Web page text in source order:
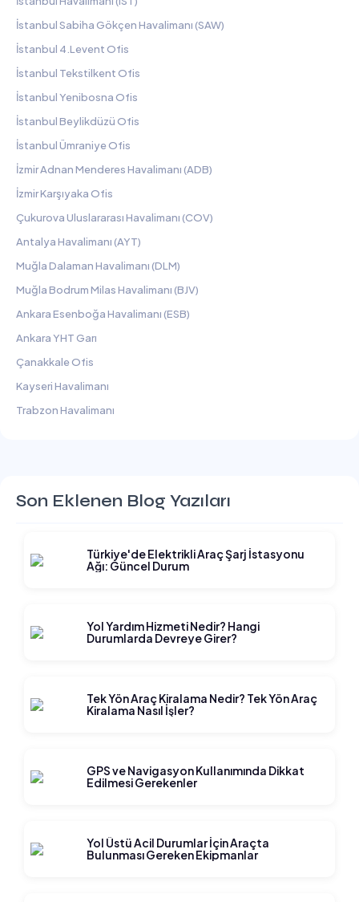
İstanbul Sabiha Gökçen Havalimanı (SAW)
İstanbul 4.Levent Ofis
İstanbul Tekstilkent Ofis
İstanbul Yenibosna Ofis
İstanbul Beylikdüzü Ofis
İstanbul Ümraniye Ofis
İzmir Adnan Menderes Havalimanı (ADB)
İzmir Karşıyaka Ofis
Çukurova Uluslararası Havalimanı (COV)
Antalya Havalimanı (AYT)
Muğla Dalaman Havalimanı (DLM)
Muğla Bodrum Milas Havalimanı (BJV)
Ankara Esenboğa Havalimanı (ESB)
Ankara YHT Garı
Çanakkale Ofis
Kayseri Havalimanı
Trabzon Havalimanı
Son Eklenen Blog Yazıları
Türkiye'de Elektrikli Araç Şarj İstasyonu
Ağı: Güncel Durum
Yol Yardım Hizmeti Nedir? Hangi
Durumlarda Devreye Girer?
Tek Yön Araç Kiralama Nedir? Tek Yön Araç
Kiralama Nasıl İşler?
GPS ve Navigasyon Kullanımında Dikkat
Edilmesi Gerekenler
Yol Üstü Acil Durumlar İçin Araçta
Bulunması Gereken Ekipmanlar